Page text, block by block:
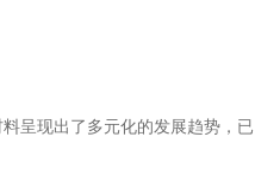
呈现出了多元化的发展趋势，已